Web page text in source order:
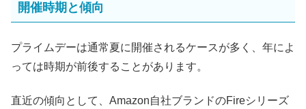
開催時期と傾向
プライムデーは通常夏に開催されるケースが多く、年によ
っては時期が前後することがあります。
直近の傾向として、Amazon自社ブランドのFireシリーズ